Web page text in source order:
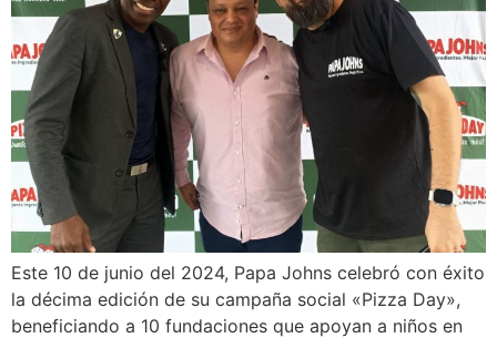
Este 10 de junio del 2024, Papa Johns celebró con éxito
la décima edición de su campaña social «Pizza Day»,
beneficiando a 10 fundaciones que apoyan a niños en